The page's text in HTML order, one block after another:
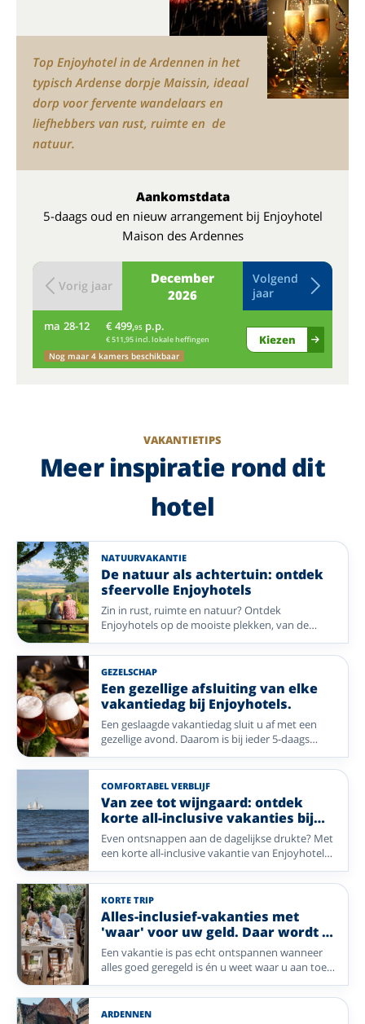
Top Enjoyhotel in de Ardennen in het
typisch Ardense dorpje Maissin, ideaal
dorp voor fervente wandelaars en
liefhebbers van rust, ruimte en de
natuur.
Aankomstdata
5-daags oud en nieuw arrangement bij Enjoyhotel
Maison des Ardennes
December
2026
Vorig jaar
Volgend
jaar
ma 28-12 € 499,95 p.p.
€ 511,95 incl. lokale heffingen
Nog maar 4 kamers beschikbaar
Kiezen
VAKANTIETIPS
Meer inspiratie rond dit
hotel
NATUURVAKANTIE
De natuur als achtertuin: ontdek
sfeervolle Enjoyhotels
Zin in rust, ruimte en natuur? Ontdek
Enjoyhotels op de mooiste plekken, van de
Veluwe en Achterhoek tot de Wadden, het
Sauerland, de Lüneburger Heide, de Ardennen
en de Franse Noord-Vogezen. Wandel door
bossen en over heidevelden, adem de frisse
zeelucht in of geniet van glooiende
landschappen. Na een dag buiten wacht uw
sfeervolle Enjoyhotel.
GEZELSCHAP
Een gezellige afsluiting van elke
vakantiedag bij Enjoyhotels.
Een geslaagde vakantiedag sluit u af met een
gezellige avond. Daarom is bij ieder 5-daags
alles-inclusief-arrangement van Enjoyhotels een
avondprogramma inbegrepen. Van live muziek
en bingo tot een ontspannen wandeling of een
wijnproeverij: elk hotel geeft hier zijn eigen
invulling aan. Op deze pagina vergelijkt u acht
hotels in Nederland, België en Duitsland met
ieder een eigen, sfeervol avondprogramma.
COMFORTABEL VERBLIJF
Van zee tot wijngaard: ontdek
korte all-inclusive vakanties bij
Enjoyhotels
Even ontsnappen aan de dagelijkse drukte? Met
een korte all-inclusive vakantie van Enjoyhotels
geniet u in een paar dagen van alles wat een
vakantie bijzonder maakt. Van frisse zeelucht op
de Waddeneilanden tot prachtige landschappen
en gezellige plaatsen in Duitsland en België: uw
verblijf is compleet verzorgd, zodat u alleen nog
hoeft te genieten.
KORTE TRIP
Alles-inclusief-vakanties met
'waar' voor uw geld. Daar wordt u
vrolijk van!
Een vakantie is pas echt ontspannen wanneer
alles goed geregeld is én u weet waar u aan toe
bent. Bij Enjoyhotels geniet u van een compleet
verzorgd alles-inclusief-arrangement, waarbij
comfort, gezelligheid en gastvrijheid centraal
ARDENNEN